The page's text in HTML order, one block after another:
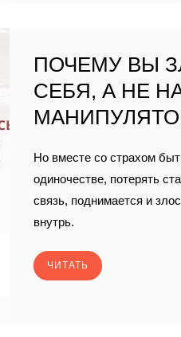
ПОЧЕМУ ВЫ
СЕБЯ, А НЕ
Но вместе со страхом
одиночестве, потерять
связь, поднимается и
внутрь.
ЧИТАТЬ